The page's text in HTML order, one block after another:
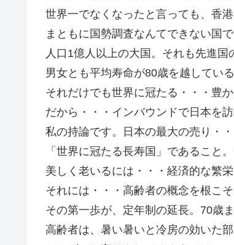
世界一でなくなったと言っても、香
まともに国勢調査なんてできない国
人口1億人以上の大国。それも先進国
男女とも平均寿命が80歳を越している
それだけでも世界に冠たる・・・豊か
だから・・・インバウンドで日本を
私の持論です。日本の最大の売り・
「世界に冠たる長寿国」であること
美しく老いるには・・・経済的な繁
それには・・・高齢者の概念を根こ
その第一歩が、定年制の延長。70歳
高齢者は、暑い暑いと冷房の効いた